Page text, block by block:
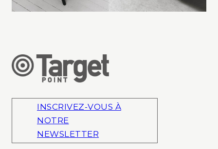
INSCRIVEZ-VOUS À
NOTRE
NEWSLETTER